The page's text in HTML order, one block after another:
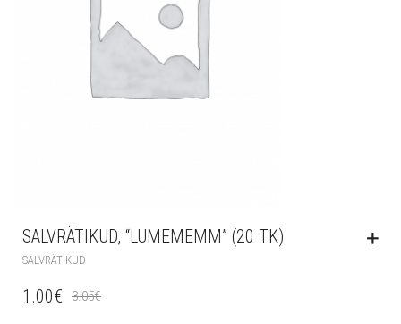
SALVRÄTIKUD, “LUMEMEMM” (20 TK)
SALVRÄTIKUD
3.05€
1.00€